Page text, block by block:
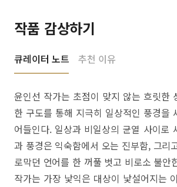
작품 감상하기
큐레이터 노트 추천 이유
윤인선 작가는 초점이 맞지 않는 흐릿한
한 구도를 통해 지극히 일상적인 풍경을
어들인다. 일상과 비일상의 균열 사이로
과 풍경은 익숙함에서 오는 진부함, 그리
로막던 언어를 한 꺼풀 벗고 비로소 불안
작가는 가장 낯익은 대상이 낯설어지는